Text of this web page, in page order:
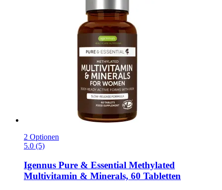
2 Optionen
5.0 (5)
Igennus Pure & Essential Methylated
Multivitamin & Minerals, 60 Tabletten